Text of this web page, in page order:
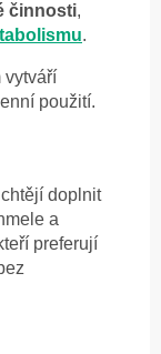
činnosti,
.
vytváří
použití.
doplnit
a
preferují